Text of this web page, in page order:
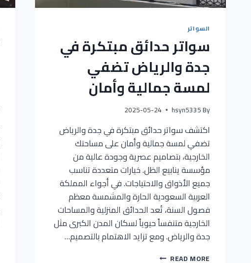
السواتر
سواتر حدائق مبتكرة في
جدة والرياض تضفي
لمسة جمالية وأمان
By
hsyn5335
2025-05-24
اكتشف سواتر حدائق مبتكرة في جدة والرياض
تضفي لمسة جمالية وأمان على مساحتك
الخارجية، بتصاميم عصرية وجودة عالية من
مؤسسة ينابيع الظل. خيارات متعددة تناسب
جميع الأذواق والاحتياجات. في أجواء المملكة
العربية السعودية الحارة والمشمسة معظم
فصول السنة، تُعد الحدائق المنزلية والمساحات
الخارجية متنفساً حيوياً لسكان المدن الكبرى مثل
جدة والرياض. ومع تزايد الاهتمام بالتصميم…
READ MORE